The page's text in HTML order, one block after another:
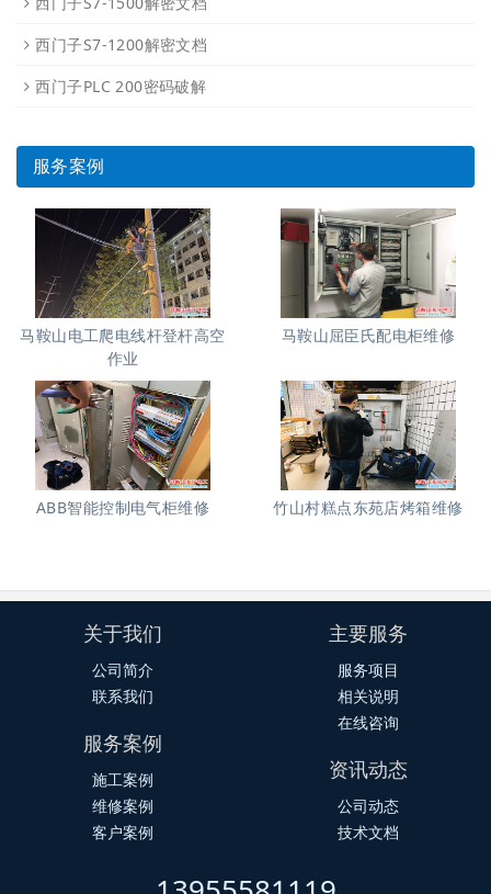
西门子S7-1200解密文档
西门子PLC 200密码破解
服务案例
马鞍山电工爬电线杆登杆高空
作业
马鞍山屈臣氏配电柜维修
ABB智能控制电气柜维修 竹山村糕点东苑店烤箱维修
关于我们
公司简介
联系我们
主要服务
服务项目
相关说明
在线咨询
服务案例
施工案例
维修案例
客户案例
资讯动态
公司动态
技术文档